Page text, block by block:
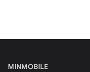
sự nâng cấp vượt bậc
MINMOBILE